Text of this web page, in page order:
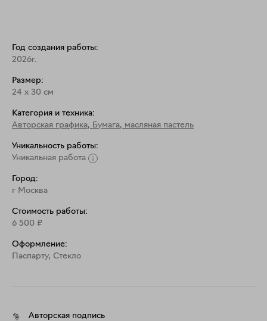
Год создания работы:
2026г.
Размер:
24 x 30 см
Категория и техника:
Авторская графика, Бумага, масляная пастель
Уникальность работы:
Уникальная работа
Город:
г Москва
Стоимость работы:
6 500 ₽
Оформление:
Паспарту, Стекло
Авторская подпись